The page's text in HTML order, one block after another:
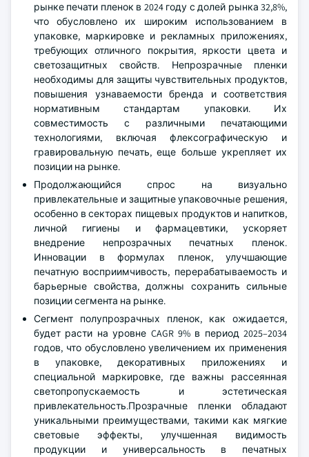
рынке печати пленок в 2024 году с долей рынка 32,8%,
что обусловлено их широким использованием в
упаковке, маркировке и рекламных приложениях,
требующих отличного покрытия, яркости цвета и
светозащитных свойств. Непрозрачные пленки
необходимы для защиты чувствительных продуктов,
повышения узнаваемости бренда и соответствия
нормативным стандартам упаковки. Их
совместимость с различными печатающими
технологиями, включая флексографическую и
гравировальную печать, еще больше укрепляет их
позиции на рынке.
Продолжающийся спрос на визуально
привлекательные и защитные упаковочные решения,
особенно в секторах пищевых продуктов и напитков,
личной гигиены и фармацевтики, ускоряет
внедрение непрозрачных печатных пленок.
Инновации в формулах пленок, улучшающие
печатную восприимчивость, перерабатываемость и
барьерные свойства, должны сохранить сильные
позиции сегмента на рынке.
Сегмент полупрозрачных пленок, как ожидается,
будет расти на уровне CAGR 9% в период 2025–2034
годов, что обусловлено увеличением их применения
в упаковке, декоративных приложениях и
специальной маркировке, где важны рассеянная
светопропускаемость и эстетическая
привлекательность.Прозрачные пленки обладают
уникальными преимуществами, такими как мягкие
световые эффекты, улучшенная видимость
продукции и универсальность в печатных